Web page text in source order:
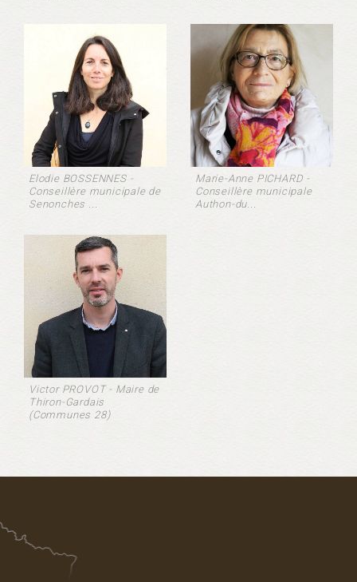
Elodie BOSSENNES -
Conseillère municipale de
Senonches ...
Marie-Anne PICHARD -
Conseillère municipale
Authon-du...
Victor PROVOT - Maire de
Thiron-Gardais
(Communes 28)